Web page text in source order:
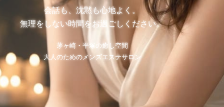
会話も、沈黙も心地よく。
無理をしない時間をお過ごしください。
茅ヶ崎・平塚の癒し空間
大人のためのメンズエステサロン